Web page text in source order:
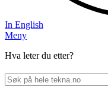
In English
Meny
Hva leter du etter?